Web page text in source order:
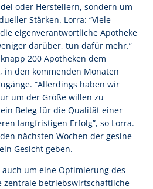
oder Herstellern, sondern um
Stärken. Lorra: “Viele
eigenverantwortliche Apotheke
darüber, tun dafür mehr.”
200 Apotheken dem
in den kommenden Monaten
“Allerdings haben wir
um der Größe willen zu
Beleg für die Qualität einer
langfristigen Erfolg”, so Lorra.
nächsten Wochen der gesine
Gesicht geben.
auch um eine Optimierung des
zentrale betriebswirtschaftliche